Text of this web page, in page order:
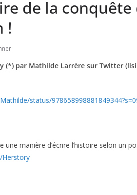
de la
!
(*) par Mathilde Larrère sur Twitter
status/
manière d’écrire l’histoire selon un
Herstory